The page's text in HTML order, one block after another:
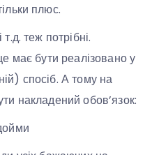
плюс.
теж потрібні.
має бути реалізовано у
спосіб. А тому на
накладений обов’язок: